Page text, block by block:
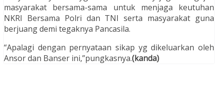
masyarakat bersama-sama untuk menjaga keutuhan
NKRI Bersama Polri dan TNI serta masyarakat guna
berjuang demi tegaknya Pancasila.
“Apalagi dengan pernyataan sikap yg dikeluarkan oleh
Ansor dan Banser ini,”pungkasnya.(kanda)